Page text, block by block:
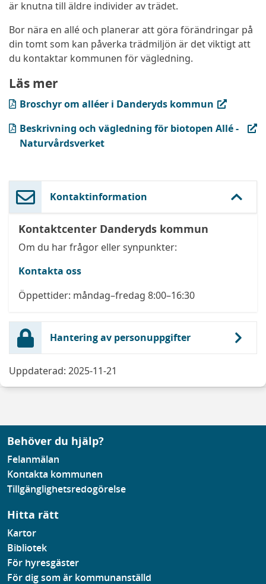
är knutna till äldre individer av trädet.
Bor nära en allé och planerar att göra förändringar på
din tomt som kan påverka trädmiljön är det viktigt att
du kontaktar kommunen för vägledning.
Läs mer
Broschyr om alléer i Danderyds kommun
(PDF, öppnas i ny flik)
Beskrivning och vägledning för biotopen Allé -
Naturvårdsverket
(PDF, öppnas i ny flik)
Kontaktinformation
Kontaktcenter Danderyds kommun
Om du har frågor eller synpunkter:
Kontakta oss
Öppettider: måndag–fredag 8:00–16:30
Hantering av personuppgifter
Uppdaterad: 2025-11-21
Behöver du hjälp?
Felanmälan
Kontakta kommunen
Tillgänglighetsredogörelse
Hitta rätt
Kartor
Bibliotek
För hyresgäster
För dig som är kommunanställd